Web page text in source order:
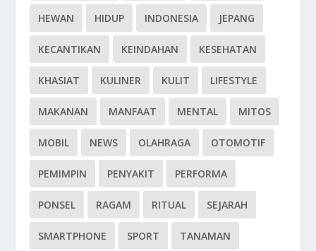
HEWAN HIDUP INDONESIA JEPANG
KECANTIKAN KEINDAHAN KESEHATAN
KHASIAT KULINER KULIT LIFESTYLE
MAKANAN MANFAAT MENTAL MITOS
MOBIL NEWS OLAHRAGA OTOMOTIF
PEMIMPIN PENYAKIT PERFORMA
PONSEL RAGAM RITUAL SEJARAH
SMARTPHONE SPORT TANAMAN